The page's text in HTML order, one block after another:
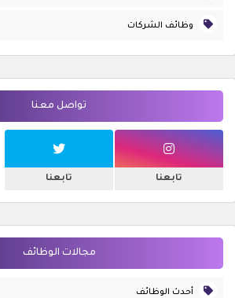
وظائف الشركات
تواصل معنا
تابعنا تابعنا
مجالات الوظائف
أحدث الوظائف